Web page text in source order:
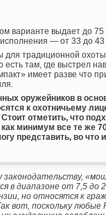
варианте выдает до
— от 33 до
для традиционной
там, где выстрел
имеет разве что
оружейников в
к охотничьему
отметить, что
минимум все те же
представить, во что
в диапазоне от 7,5 до
но относятся к
вот, поскольку